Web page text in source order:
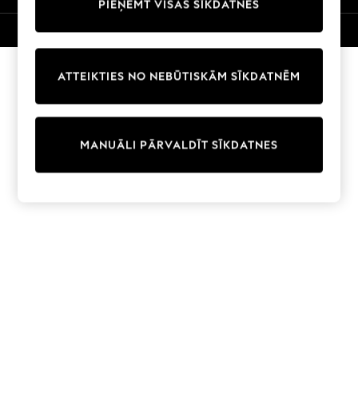
Multipacks
All Boys Sport & Swimwear
Swimwear
Tops
Joggers
© 2026 Next Germany GmbH. Visas tiesības aizsargātas.
PIEŅEMT VISAS SĪKDATNES
MANUĀLI PĀRVALDĪT SĪKDATNES
ATTEIKTIES NO NEBŪTISKĀM SĪKDATNĒM